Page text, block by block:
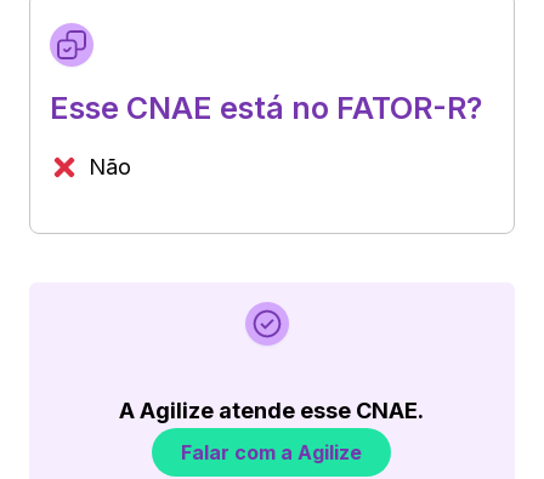
Esse CNAE está no FATOR-R?
Não
A Agilize atende esse CNAE.
Falar com a Agilize